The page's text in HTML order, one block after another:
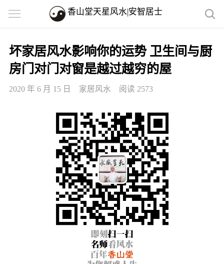
香山堂天星风水|安智居士
坏家居风水影响你的运势 卫生间与厨
房门对门对窗是越过越穷的屋
2020 年 6 月 15 日 家居风水 阅读 2573